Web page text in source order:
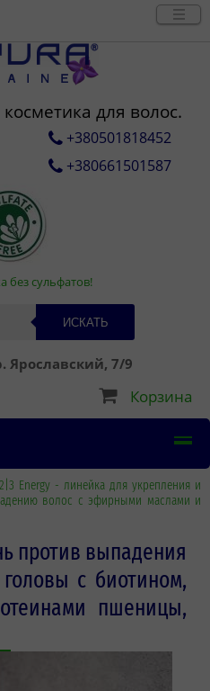
для волос.
+380501818452
+380661501587
без сульфатов!
ИСКАТЬ
Ярославский, 7/9
Корзина
2|3 Energy - линейка для укрепления и
волос с эфирными маслами и
против выпадения
с биотином,
пшеницы,